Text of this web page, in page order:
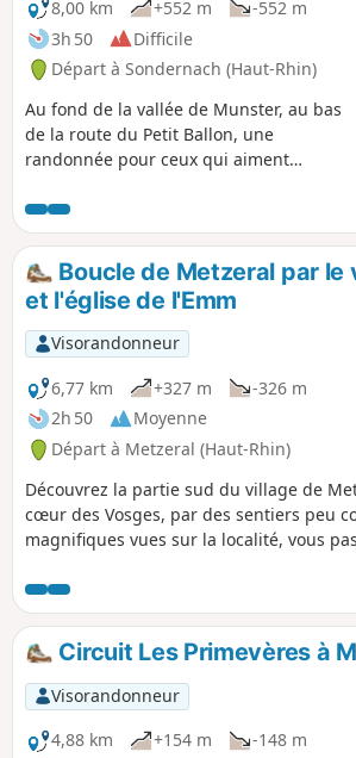
8,00 km +552 m
-552 m
3h 50
Difficile
Départ à Sondernach (Haut-Rhin)
Au fond de la vallée de Munster, au bas
de la route du Petit Ballon, une
randonnée pour ceux qui aiment
Vosges pour aller à la rencontre de
l'histoire sur les lieux de combat de la
6ème compagnie du 7°Bataillon de
Chasseurs Alpins qui, en juin 1915, s'y
est magnifiquement comportée.
Boucle de Metzeral par le
et l'église de l'Emm
Visorandonneur
6,77 km
+327 m
-326 m
2h 50
Moyenne
Départ à Metzeral (Haut-Rhin)
Découvrez la partie sud du village de
cœur des Vosges, par des sentiers peu
magnifiques vues sur la localité, vous
dans la Vallée de Munster !
Circuit Les Primevères à
Visorandonneur
4,88 km
+154 m
-148 m